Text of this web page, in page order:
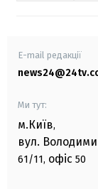
E-mail редакції
Ми тут:
м.Київ,
вул.
61/11, офіс 50